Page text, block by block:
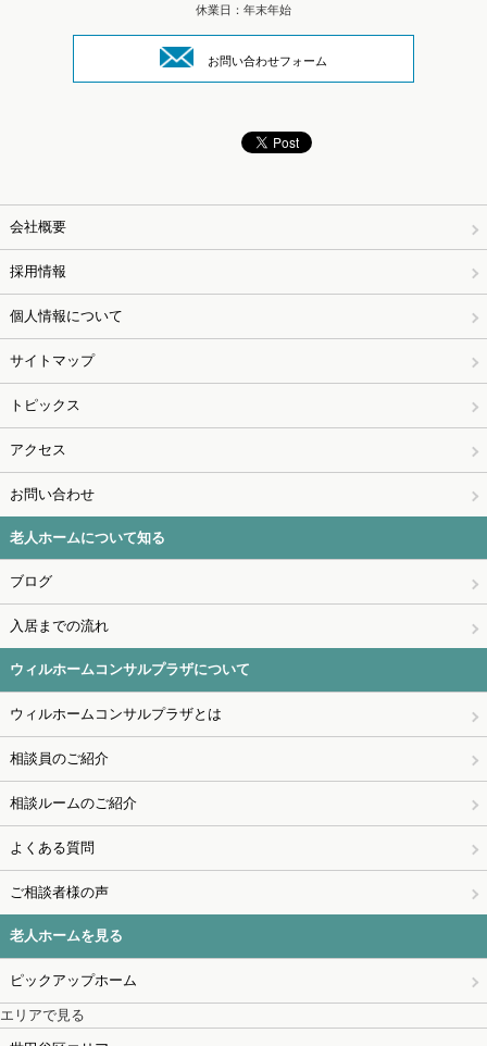
休業日：年末年始
お問い合わせフォーム
会社概要
採用情報
個人情報について
サイトマップ
トピックス
アクセス
お問い合わせ
老人ホームについて知る
ブログ
入居までの流れ
ウィルホームコンサルプラザについて
ウィルホームコンサルプラザとは
相談員のご紹介
相談ルームのご紹介
よくある質問
ご相談者様の声
老人ホームを見る
ピックアップホーム
エリアで見る